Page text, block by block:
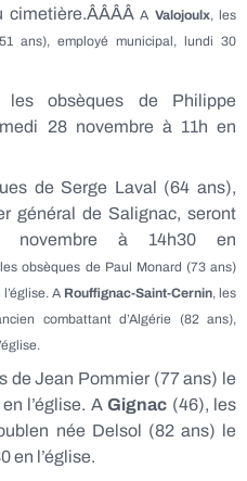
cimetière.ÂÂÂÂ A Valojoulx, les
ans), employé municipal, lundi 30
les obsèques de Philippe
28 novembre à 11h en
de Serge Laval (64 ans),
général de Salignac, seront
novembre à 14h30 en
obsèques de Paul Monard (73 ans)
A Rouffignac-Saint-Cernin, les
combattant d’Algérie (82 ans),
de Jean Pommier (77 ans) le
l’église. A Gignac (46), les
née Delsol (82 ans) le
en l’église.